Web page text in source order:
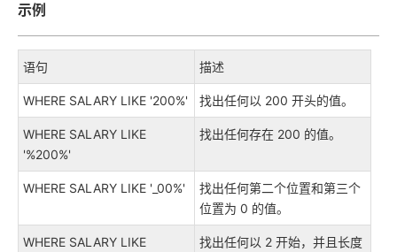
示例
语句 描述
WHERE SALARY LIKE '200%' 找出任何以 200 开头的值。
WHERE SALARY LIKE
'%200%'
找出任何存在 200 的值。
WHERE SALARY LIKE '_00%'
找出任何第二个位置和第三个
位置为 0 的值。
WHERE SALARY LIKE
找出任何以 2 开始，并且长度